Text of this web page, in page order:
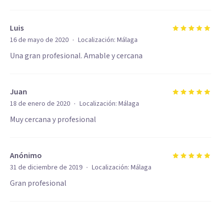
Luis
16 de mayo de 2020 · Localización: Málaga
Una gran profesional. Amable y cercana
Juan
18 de enero de 2020 · Localización: Málaga
Muy cercana y profesional
Anónimo
31 de diciembre de 2019 · Localización: Málaga
Gran profesional